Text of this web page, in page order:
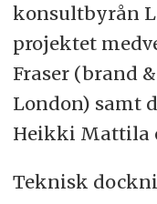
konsultbyrån
projektet
Fraser (brand
London) samt
Heikki Mattila
Teknisk